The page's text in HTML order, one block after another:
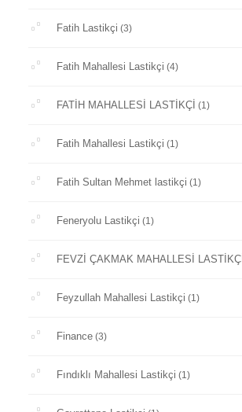
Fatih Lastikçi (3)
Fatih Mahallesi Lastikçi (4)
FATİH MAHALLESİ LASTİKÇİ (1)
Fatih Mahallesi Lastikçi (1)
Fatih Sultan Mehmet lastikçi (1)
Feneryolu Lastikçi (1)
FEVZİ ÇAKMAK MAHALLESİ LASTİKÇİ
Feyzullah Mahallesi Lastikçi (1)
Finance (3)
Fındıklı Mahallesi Lastikçi (1)